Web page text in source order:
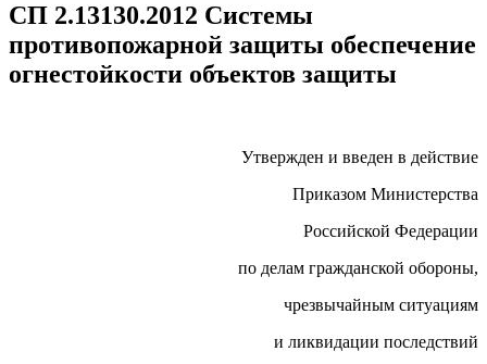
СП 2.13130.2012 Системы
противопожарной защиты обеспечение
огнестойкости объектов защиты
Утвержден и введен в действие
Приказом Министерства
Российской Федерации
по делам гражданской обороны,
чрезвычайным ситуациям
и ликвидации последствий